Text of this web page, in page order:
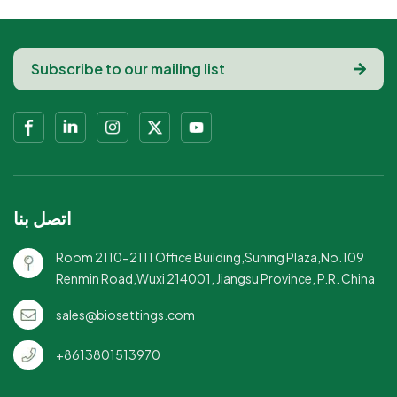
الأطباق والميكروويف
والفريزر🎈 تصميم كورجي
رائع - ألوان زاهية وشكل
ممتع لإشراك الأطفال
الصغار🎨 أدوات لطيفة -
الصغيرة واللثة الحساسة🎒
وصغير الحجم - خفيف
أثناء التنقل
ومثالية لفطام الطفل أو
تغذية الأطفال الصغار.مادة
السيليكون الصالحة للأكل -
ومتين للاستخدام
يناسب الكراسي العالية، أو
عربات الأطفال، أو
اتصل بنا
Room 2110-2111 Office Building,Suning Plaza,No.109
Renmin Road,Wuxi 214001, Jiangsu Province, P.R. China
sales@biosettings.com
+8613801513970